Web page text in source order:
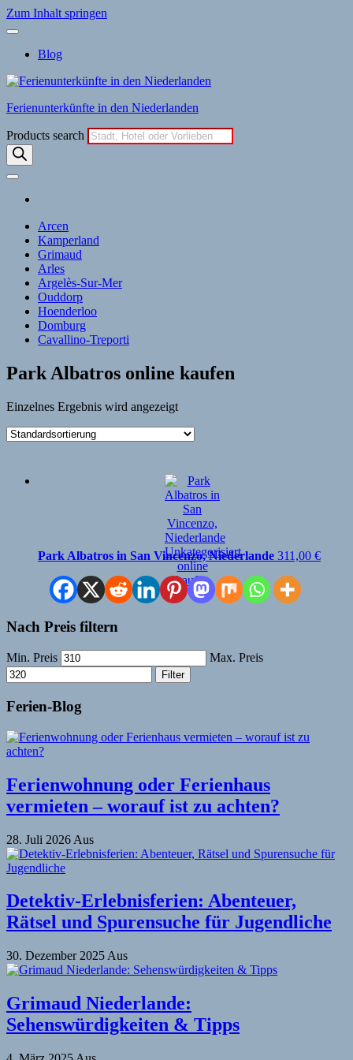
Zum Inhalt springen
Blog
Ferienunterkünfte in den Niederlanden
Products search
Arcen
Kamperland
Grimaud
Arles
Argelès-Sur-Mer
Ouddorp
Hoenderloo
Domburg
Cavallino-Treporti
Park Albatros online kaufen
Einzelnes Ergebnis wird angezeigt
Park Albatros in San Vincenzo, Niederlande 311,00 €
Nach Preis filtern
Min. Preis Max. Preis
Filter
Ferien-Blog
Ferienwohnung oder Ferienhaus
vermieten – worauf ist zu achten?
28. Juli 2026 Aus
Detektiv-Erlebnisferien: Abenteuer,
Rätsel und Spurensuche für Jugendliche
30. Dezember 2025 Aus
Grimaud Niederlande:
Sehenswürdigkeiten & Tipps